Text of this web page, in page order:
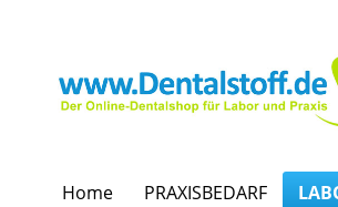
Home PRAXISBEDARF